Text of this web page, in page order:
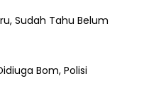
Sudah Tahu Belum
Bom, Polisi